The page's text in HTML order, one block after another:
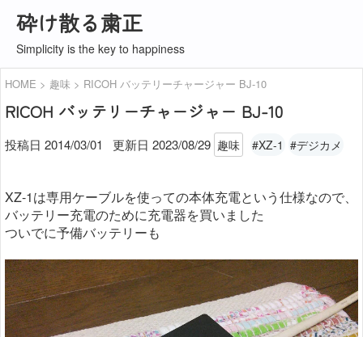
砕け散る粛正
Simplicity is the key to happiness
HOME 趣味 RICOH バッテリーチャージャー BJ-10
RICOH バッテリーチャージャー BJ-10
投稿日 2014/03/01 更新日 2023/08/29 趣味 #XZ-1 #デジカメ
XZ-1は専用ケーブルを使っての本体充電という仕様なので、
バッテリー充電のために充電器を買いました
ついでに予備バッテリーも